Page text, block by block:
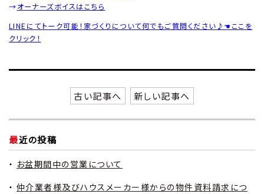
→オーナーズボイスはこちら
LINEにてトーク可能！家づくりについて何でもご質問ください♪☚ここを
クリック！
古い記事へ 新しい記事へ
最近の投稿
お盆期間中の営業について
仲介業者様及びハウスメーカー様からの物件資料請求につ